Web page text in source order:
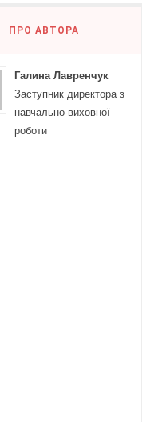
ПРО АВТОРА
Галина Лавренчук
Заступник директора з
навчально-виховної
роботи